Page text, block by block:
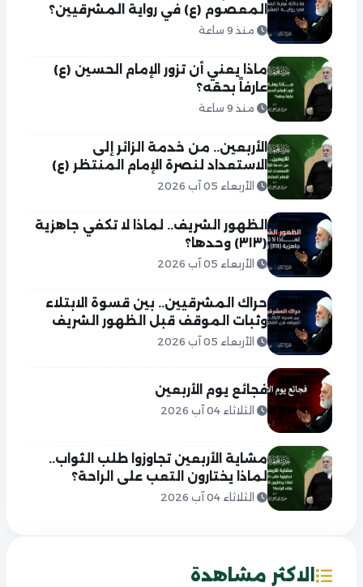
المعصوم (ع) في رواية المشرقيين؟
منذ 9 ساعة
ماذا يعني أن تزور الإمام الحسين (ع)
عارفاً بحقه؟
منذ 9 ساعة
الأربعين.. من خدمة الزائر إلى
الاستعداد لنصرة الإمام المنتظر (ع)
الأربعاء 05 آب 2026
الظهور الشريف.. لماذا لا تكفي جاهزية
(٣١٣) وحدها؟
الأربعاء 05 آب 2026
حراك المشرقيين.. بين قسوة الابتلاء
وثبات الموقف قبل الظهور الشريف
الأربعاء 05 آب 2026
فجائع يوم الأربعين
الثلاثاء 04 آب 2026
مشاية الأربعين تجاوزوا طلب الثواب..
لماذا يختارون التعب على الراحة؟
الثلاثاء 04 آب 2026
الاكثر مشاهدة